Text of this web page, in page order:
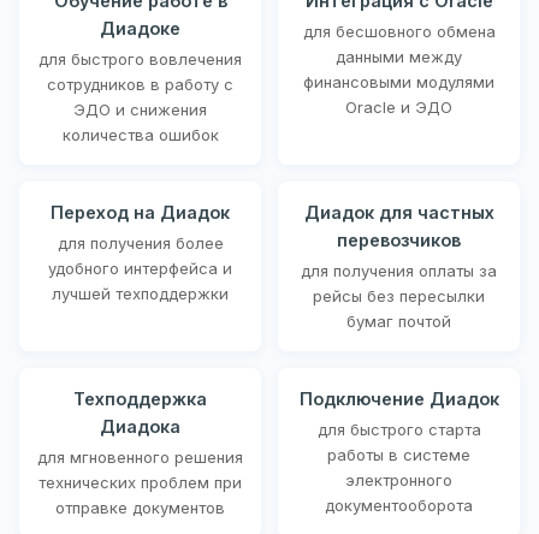
Диадоке
для быстрого вовлечения
сотрудников в работу с
ЭДО и снижения
количества ошибок
для бесшовного обмена
данными между
финансовыми модулями
Oracle и ЭДО
Переход на Диадок
для получения более
удобного интерфейса и
лучшей техподдержки
Диадок для частных
перевозчиков
для получения оплаты за
рейсы без пересылки
бумаг почтой
Техподдержка
Диадока
для мгновенного решения
технических проблем при
отправке документов
Подключение Диадок
для быстрого старта
работы в системе
электронного
документооборота